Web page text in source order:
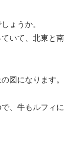
ょうか。
いて、北東と南
図になります。
、牛もルフィに